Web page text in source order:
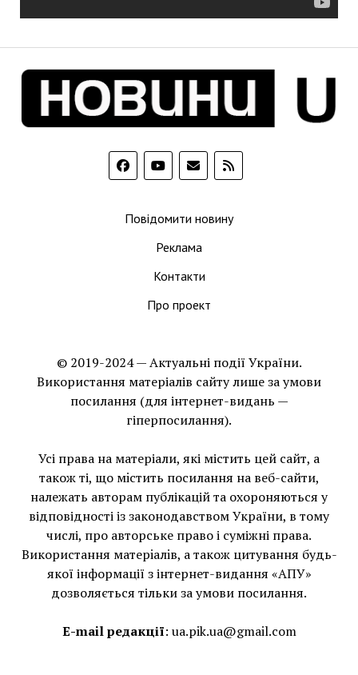
Повідомити новину
Реклама
Контакти
Про проект
© 2019-2024 — Актуальні події України.
Використання матеріалів сайту лише за умови
посилання (для інтернет-видань —
гіперпосилання).
Усі права на матеріали, які містить цей сайт, а
також ті, що мiстить посилання на веб-сайти,
належать авторам публікацій та охороняються у
відповідності із законодавством України, в тому
числі, про авторське право і суміжні права.
Використання матерiалiв, а також цитування будь-
якої інформації з інтернет-видання «АПУ»
дозволяється тільки за умови посилання.
E-mail редакції: ua.pik.ua@gmail.com